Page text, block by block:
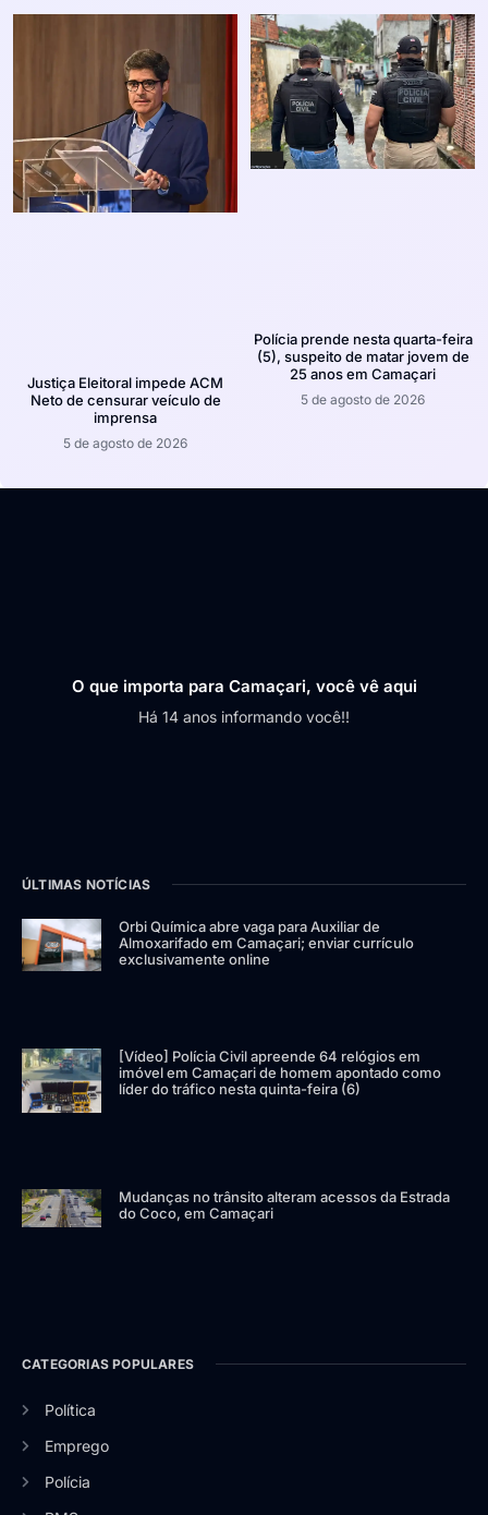
Justiça Eleitoral impede ACM
Neto de censurar veículo de
imprensa
5 de agosto de 2026
Polícia prende nesta quarta-feira
(5), suspeito de matar jovem de
25 anos em Camaçari
5 de agosto de 2026
O que importa para Camaçari, você vê aqui
Há 14 anos informando você!!
ÚLTIMAS NOTÍCIAS
Orbi Química abre vaga para Auxiliar de
Almoxarifado em Camaçari; enviar currículo
exclusivamente online
[Vídeo] Polícia Civil apreende 64 relógios em
imóvel em Camaçari de homem apontado como
líder do tráfico nesta quinta-feira (6)
Mudanças no trânsito alteram acessos da Estrada
do Coco, em Camaçari
CATEGORIAS POPULARES
Política
Emprego
Polícia